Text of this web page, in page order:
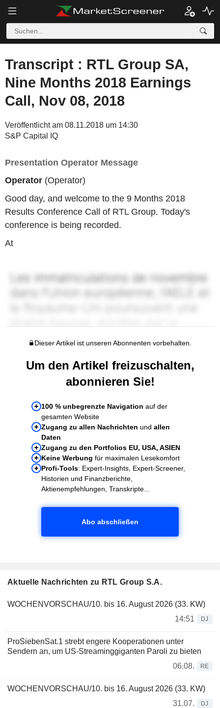
Transcript : RTL Group SA,
Nine Months 2018 Earnings
Call, Nov 08, 2018
Veröffentlicht am 08.11.2018 um 14:30
S&P Capital IQ
Presentation Operator Message
Operator (Operator)
Good day, and welcome to the 9 Months 2018
Results Conference Call of RTL Group. Today's
conference is being recorded.
At
Dieser Artikel ist unseren Abonnenten vorbehalten.
Um den Artikel freizuschalten,
abonnieren Sie!
100 % unbegrenzte Navigation auf der
gesamten Website
Zugang zu allen Nachrichten und allen
Daten
Zugang zu den Portfolios EU, USA, ASIEN
Keine Werbung für maximalen Lesekomfort
Profi-Tools: Expert-Insights, Expert-Screener,
Historien und Finanzberichte,
Aktienempfehlungen, Transkripte...
Abo abschließen
Aktuelle Nachrichten zu RTL Group S.A.
WOCHENVORSCHAU/10. bis 16. August 2026 (33. KW)
14:51
DJ
ProSiebenSat.1 strebt engere Kooperationen unter
Sendern an, um US-Streaminggiganten Paroli zu bieten
06.08.
RE
WOCHENVORSCHAU/10. bis 16. August 2026 (33. KW)
31.07.
DJ